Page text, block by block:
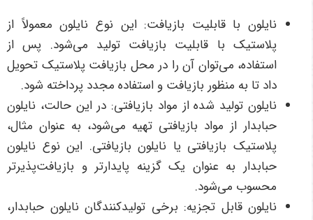
نایلون با قابلیت بازیافت: این نوع نایلون معمولاً از
پلاستیک با قابلیت بازیافت تولید می‌شود. پس از
استفاده، می‌توان آن را در محل بازیافت پلاستیک تحویل
داد تا به منظور بازیافت و استفاده مجدد پرداخته شود.
نایلون تولید شده از مواد بازیافتی: در این حالت، نایلون
حبابدار از مواد بازیافتی تهیه می‌شود، به عنوان مثال،
پلاستیک بازیافتی یا نایلون بازیافتی. این نوع نایلون
حبابدار به عنوان یک گزینه پایدارتر و بازیافت‌پذیرتر
محسوب می‌شود.
نایلون قابل تجزیه: برخی تولیدکنندگان نایلون حبابدار،